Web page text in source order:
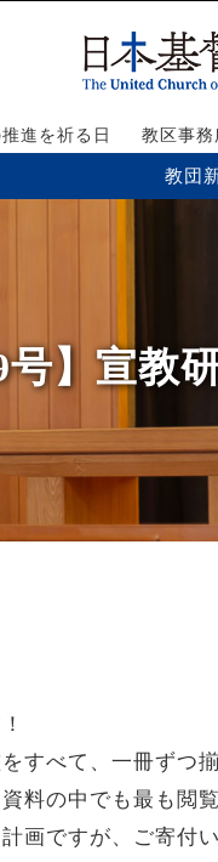
進を祈る日 教区事務
教団
号】宣教
すべて、一冊ずつ
料の中でも最も閲
画ですが、ご寄付